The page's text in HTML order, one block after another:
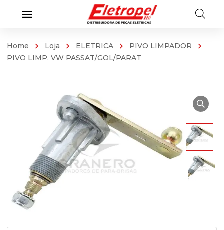
Home Loja ELETRICA
PIVO LIMPADOR
PIVO LIMP. VW PASSAT/GOL/PARAT